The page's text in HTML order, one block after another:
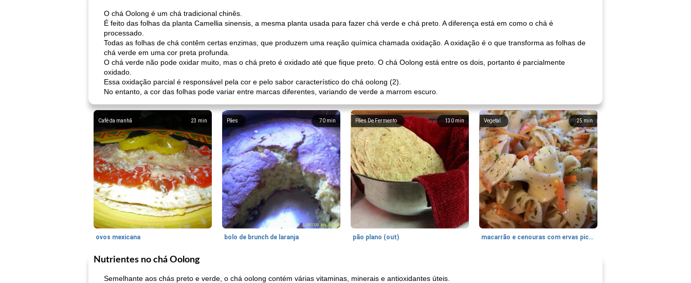
O chá Oolong é um chá tradicional chinês.
É feito das folhas da planta Camellia sinensis, a mesma planta usada para fazer chá verde e chá preto. A diferença está em como o chá é
processado.
Todas as folhas de chá contêm certas enzimas, que produzem uma reação química chamada oxidação. A oxidação é o que transforma as folhas de
chá verde em uma cor preta profunda.
O chá verde não pode oxidar muito, mas o chá preto é oxidado até que fique preto. O chá Oolong está entre os dois, portanto é parcialmente
oxidado.
Essa oxidação parcial é responsável pela cor e pelo sabor característico do chá oolong (2).
No entanto, a cor das folhas pode variar entre marcas diferentes, variando de verde a marrom escuro.
23 min
Café da manhã
ovos mexicana
70 min
Pães
bolo de brunch de laranja
130 min
Pães De Fermento
pão plano (out)
25 min
Vegetal
macarrão e cenouras com ervas picadas
Nutrientes no chá Oolong
Semelhante aos chás preto e verde, o chá oolong contém várias vitaminas, minerais e antioxidantes úteis.